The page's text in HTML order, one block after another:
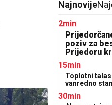
Najnovije
2min
poziv za
Prijedoru
15min
Toplotni
vanredno
30min